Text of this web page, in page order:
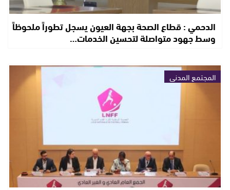
الدحمي : قطاع الصحة بجهة العيون يسجل تطوراً ملحوظاً
وسط جهود متواصلة لتحسين الخدمات…
المجتمع المدني